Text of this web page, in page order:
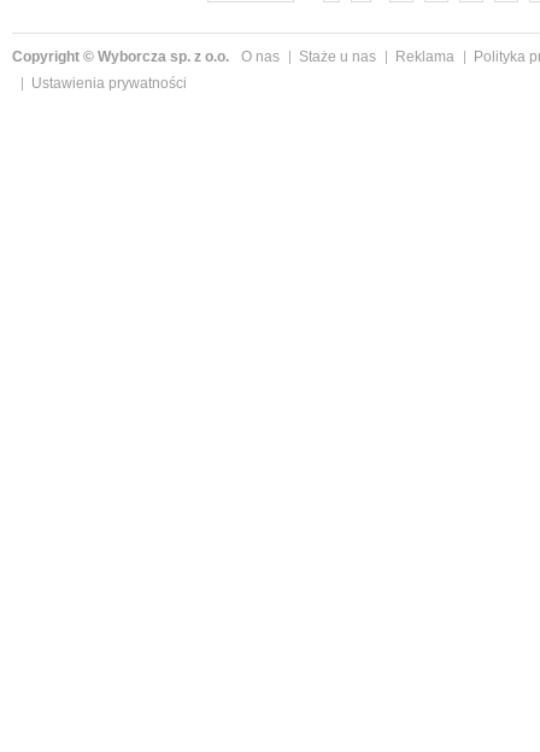
Copyright © Wyborcza sp. z o.o. O nas Staże u nas Reklama
Polityka
Ustawienia prywatności